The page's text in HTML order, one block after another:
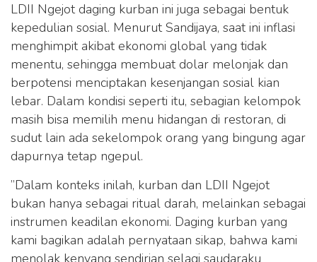
LDII Ngejot daging kurban ini juga sebagai bentuk
kepedulian sosial. Menurut Sandijaya, saat ini inflasi
menghimpit akibat ekonomi global yang tidak
menentu, sehingga membuat dolar melonjak dan
berpotensi menciptakan kesenjangan sosial kian
lebar. Dalam kondisi seperti itu, sebagian kelompok
masih bisa memilih menu hidangan di restoran, di
sudut lain ada sekelompok orang yang bingung agar
dapurnya tetap ngepul.
”Dalam konteks inilah, kurban dan LDII Ngejot
bukan hanya sebagai ritual darah, melainkan sebagai
instrumen keadilan ekonomi. Daging kurban yang
kami bagikan adalah pernyataan sikap, bahwa kami